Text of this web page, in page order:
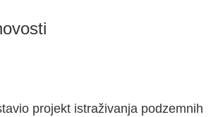
projekt istraživanja podzemnih